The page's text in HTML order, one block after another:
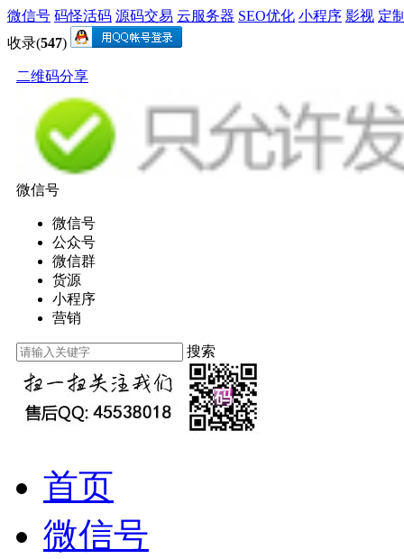
微信号 码怪活码 源码交易 云服务器 SEO优化 小程序 影视 定
收录(547)
二维码分享
微信号
微信号
公众号
微信群
货源
小程序
营销
搜索
首页
微信号